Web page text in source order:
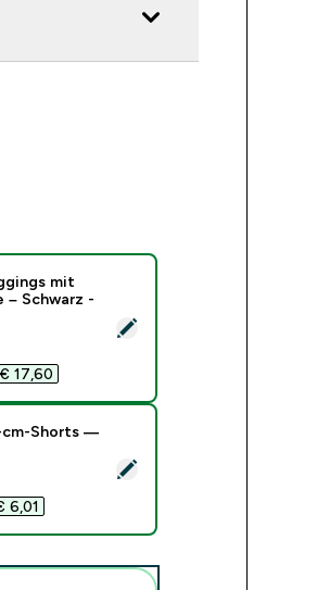
Damen Tempo Leggings mit geraffter
mit
Schwarz -
17,60‎
Damen Training 8-cm-Shorts —
cm-Shorts —
6,01‎